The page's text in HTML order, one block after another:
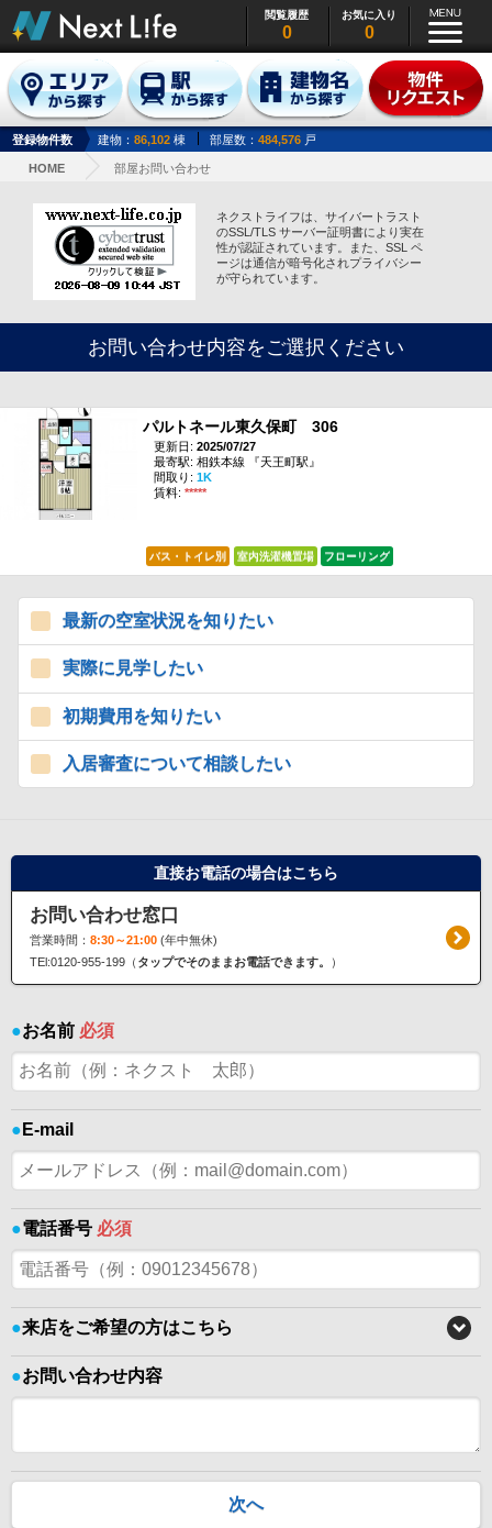
閲覧履歴
0
お気に入り
0
登録物件数 建物： 86,102 棟 部屋数： 484,576 戸
HOME 部屋お問い合わせ
ネクストライフは、サイバートラスト
のSSL/TLS サーバー証明書により実在
性が認証されています。また、SSL ペ
ージは通信が暗号化されプライバシー
が守られています。
お問い合わせ内容をご選択ください
パルトネール東久保町 306
更新日: 2025/07/27
最寄駅: 相鉄本線 『天王町駅』
間取り: 1K
賃料: *****
バス・トイレ別 室内洗濯機置場 フローリング
最新の空室状況を知りたい
実際に見学したい
初期費用を知りたい
入居審査について相談したい
直接お電話の場合はこちら
お問い合わせ窓口
営業時間： 8:30～21:00(年中無休)
TEl:0120-955-199（ タップでそのままお電話できます。 ）
●お名前 必須
● E-mail
●電話番号 必須
●来店をご希望の方はこちら
●お問い合わせ内容
次へ